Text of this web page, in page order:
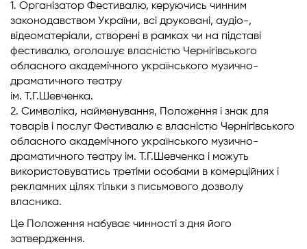
1. Організатор Фестивалю, керуючись чинним
законодавством України, всі друковані, аудіо-,
відеоматеріали, створені в рамках чи на підставі
фестивалю, оголошує власністю Чернігівського
обласного академічного українського музично-
драматичного театру
ім. Т.Г.Шевченка.
2. Символіка, найменування, Положення і знак для
товарів і послуг Фестивалю є власністю Чернігівського
обласного академічного українського музично-
драматичного театру ім. Т.Г.Шевченка і можуть
використовуватись третіми особами в комерційних і
рекламних цілях тільки з письмового дозволу
власника.
Це Положення набуває чинності з дня його
затвердження.